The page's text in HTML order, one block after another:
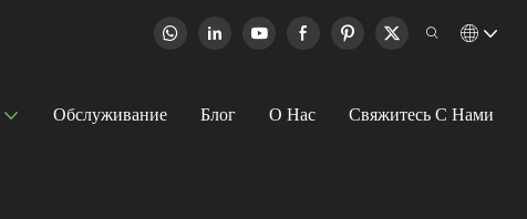
Обслуживание Блог О Нас Свяжитесь С Нами